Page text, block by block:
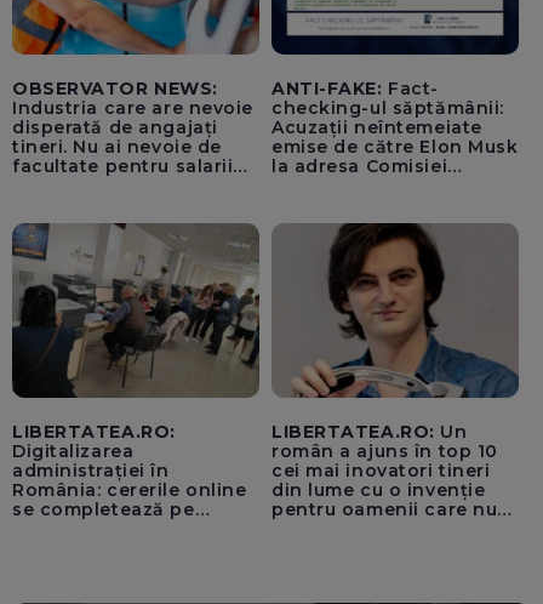
OBSERVATOR NEWS:
Industria care are nevoie
disperată de angajați
tineri. Nu ai nevoie de
facultate pentru salarii
ANTI-FAKE: Fact-
checking-ul săptămânii:
Acuzații neîntemeiate
emise de către Elon Musk
la adresa Comisiei
pentru instaurarea
„cenzurii” pe platforma X
LIBERTATEA.RO:
Digitalizarea
administrației în
România: cererile online
se completează pe
LIBERTATEA.RO: Un
român a ajuns în top 10
cei mai inovatori tineri
din lume cu o invenție
pentru oamenii care nu